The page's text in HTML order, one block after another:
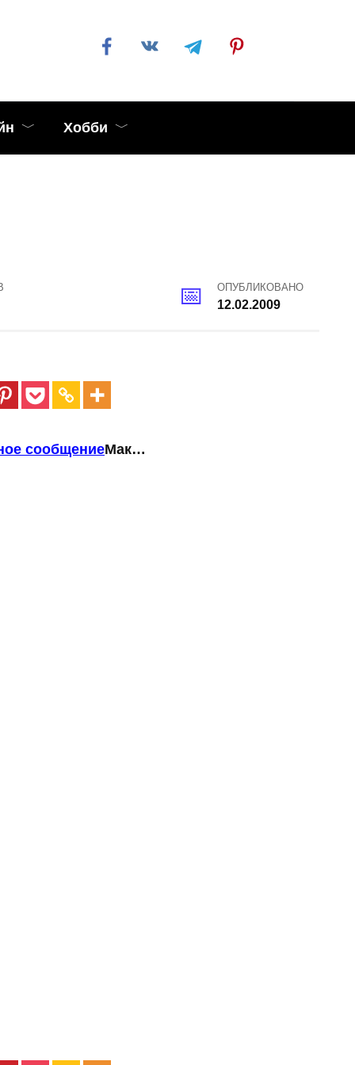
Хобби
ОПУБЛИКОВАНО
12.02.2009
сообщениеМак…